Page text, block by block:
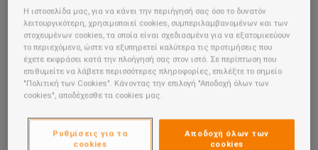
Μάθετε τώρα πώς το Sustenium my vita C makes my day μπορεί
να βοηθήσει στη συντήρηση της φυσιολογικής λειοτυργίας του
ανοσοποιητικού σας συστήματος αλλά και να υποστηρίξει
πολλές λειτουργίες του οργανισμού σας
ΜΕ ΒΙΤΑΜΙΝΗ C 1000MG
που συμβάλλει στη φυσιολογική λειτουργία του
Η ιστοσελίδα μας, για να κάνει την περιήγησή σας όσο το δυνατόν
λειτουργικότερη, χρησιμοποιεί cookies, συμπεριλαμβανομένων και των
στοχευμένων cookies, τα οποία είναι σχεδιασμένα για να εξατομικεύουν
το περιεχόμενο, ώστε να εξυπηρετεί καλύτερα τις προτιμήσεις που
έχετε εκφράσει κατά την πλοήγησή σας στον ιστό. Σε περίπτωση που
επιθυμείτε να λάβετε περισσότερες πληροφορίες, επιλέξτε το σημείο
"Πολιτική των Cookies". Κάνοντας την επιλογή "Αποδοχή όλων των
cookies", αποδέχεσθε τα cookies μας.
Αποδοχή όλων των
cookies
Ρυθμίσεις για τα
cookies